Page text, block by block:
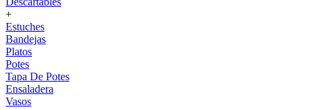
+
Estuches
Bandejas
Platos
Potes
Tapa De Potes
Ensaladera
Vasos